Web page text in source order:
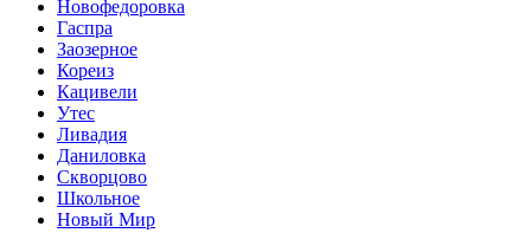
Новофедоровка
Гаспра
Заозерное
Кореиз
Кацивели
Утес
Ливадия
Даниловка
Скворцово
Школьное
Новый Мир